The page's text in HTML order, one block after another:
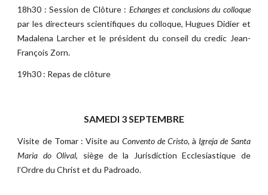
18h30 : Session de Clôture : Echanges et conclusions du colloque
par les directeurs scientifiques du colloque, Hugues Didier et
Madalena Larcher et le président du conseil du credic Jean-
François Zorn.
19h30 : Repas de clôture
SAMEDI 3 SEPTEMBRE
Visite de Tomar : Visite au Convento de Cristo, à Igreja de Santa
Maria do Olival, siège de la Jurisdiction Ecclesiastique de
l’Ordre du Christ et du Padroado.